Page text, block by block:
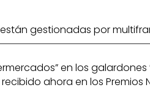
gestionadas por
en los
ahora en los Premios